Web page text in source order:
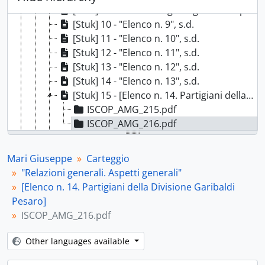
[Stuk] 9 - "Elenco n. 8 gradi gerarchici partigiani - riconoscimento - (Divisione Mario Gr[uppo] Divis[ioni] Spartaco)", s.d.
[Stuk] 10 - "Elenco n. 9", s.d.
[Stuk] 11 - "Elenco n. 10", s.d.
[Stuk] 12 - "Elenco n. 11", s.d.
[Stuk] 13 - "Elenco n. 12", s.d.
[Stuk] 14 - "Elenco n. 13", s.d.
[Stuk] 15 - [Elenco n. 14. Partigiani della Divisione Garibaldi Pesaro], s.d.
ISCOP_AMG_215.pdf
ISCOP_AMG_216.pdf
[Stuk] 16 - [Elenco n. 14. Partigiani della Divisione Garibaldi Pesaro], s.d.
[Bestanddeel] b.5-fasc.8 - Salvacondotti alleati per Mari, 1944-1945
[Bestanddeel] b.5-fasc.9 - [GAP Pesaro], 1944-1945
[Bestanddeel] b.6-fasc.10 - [Relazioni varie], 1944-1947
[Bestanddeel] b.6-fasc.11 - "Resistenza Ascoli Piceno", 1944-1965
[Bestanddeel] b.6-fasc.12 - [Resistenza Pesaro. Varie], 1944-1965
[Bestanddeel] b.6-fasc.13 - [Brigate e Resistenza Pesaro], 1944-1969
[Bestanddeel] b.7-fasc.14 - Documenti [Brigata Garibaldi] Bruno Lugli, 1944-1974
[Bestanddeel] b.7-fasc.15 - "Personale (sede)", 1944-1994
Mari Giuseppe
Carteggio
"Relazioni generali. Aspetti generali"
[Elenco n. 14. Partigiani della Divisione Garibaldi
Pesaro]
ISCOP_AMG_216.pdf
Other languages available